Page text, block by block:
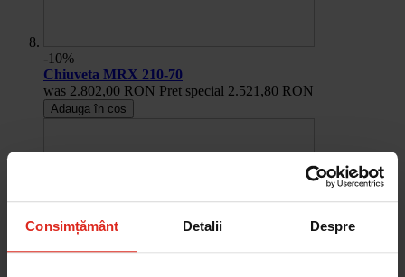
Consimțământ Detalii Despre
-10%
Chiuveta MRX 210-70
was 2.802,00 RON Pret special 2.521,80 RON
Adauga în cos